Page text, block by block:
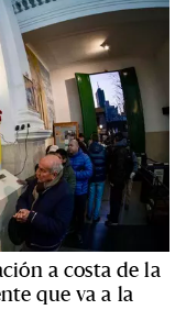
a costa de la
que va a la